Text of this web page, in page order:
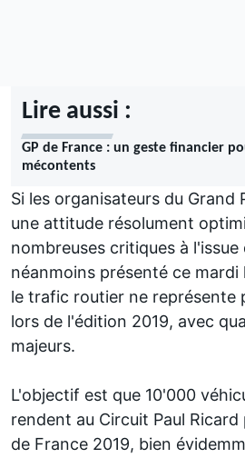
Lire aussi :
GP de France : un geste financier
mécontents
Si les organisateurs du Grand
une attitude résolument
nombreuses critiques à
néanmoins présenté ce
le trafic routier ne représente
lors de l'édition 2019, avec
majeurs.
L'objectif est que 10'000
rendent au Circuit Paul Ricard
de France 2019, bien